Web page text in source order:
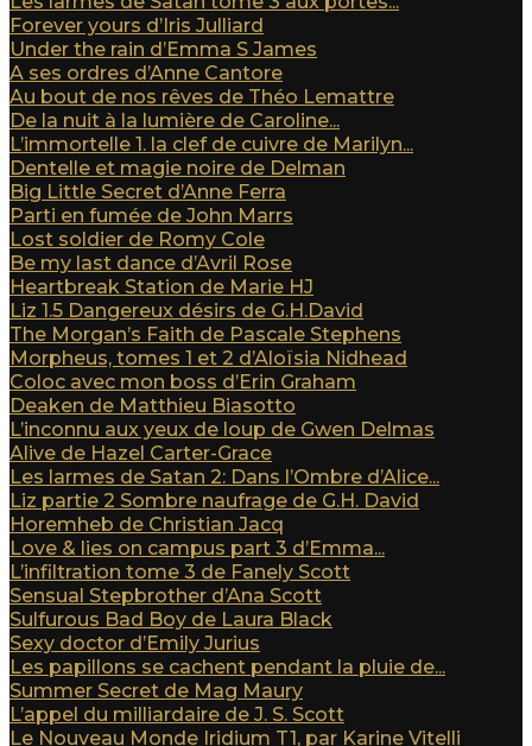
Forever yours d’Iris Julliard
Under the rain d’Emma S James
A ses ordres d’Anne Cantore
Au bout de nos rêves de Théo Lemattre
De la nuit à la lumière de Caroline...
L’immortelle 1. la clef de cuivre de Marilyn...
Dentelle et magie noire de Delman
Big Little Secret d’Anne Ferra
Parti en fumée de John Marrs
Lost soldier de Romy Cole
Be my last dance d’Avril Rose
Heartbreak Station de Marie HJ
Liz 1.5 Dangereux désirs de G.H.David
The Morgan’s Faith de Pascale Stephens
Morpheus, tomes 1 et 2 d’Aloïsia Nidhead
Coloc avec mon boss d’Erin Graham
Deaken de Matthieu Biasotto
L’inconnu aux yeux de loup de Gwen Delmas
Alive de Hazel Carter-Grace
Les larmes de Satan 2: Dans l’Ombre d’Alice...
Liz partie 2 Sombre naufrage de G.H. David
Horemheb de Christian Jacq
Love & lies on campus part 3 d’Emma...
L’infiltration tome 3 de Fanely Scott
Sensual Stepbrother d’Ana Scott
Sulfurous Bad Boy de Laura Black
Sexy doctor d’Emily Jurius
Les papillons se cachent pendant la pluie de...
Summer Secret de Mag Maury
L’appel du milliardaire de J. S. Scott
Le Nouveau Monde Iridium T1, par Karine Vitelli